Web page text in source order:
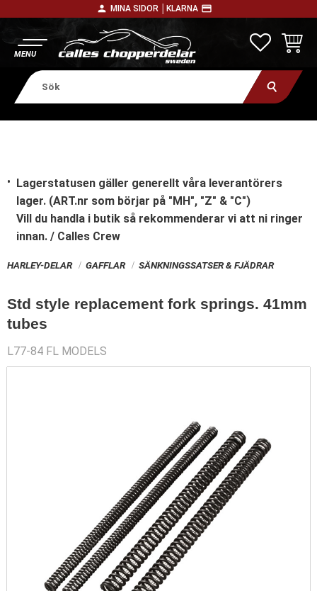
person MINA SIDOR │ KLARNA payment
Lagerstatusen gäller generellt våra leverantörers
lager. (ART.nr som börjar på "MH", "Z" & "C")
Vill du handla i butik så rekommenderar vi att ni ringer
innan. / Calles Crew
HARLEY-DELAR GAFFLAR SÄNKNINGSSATSER & FJÄDRAR
Std style replacement fork springs. 41mm
tubes
L77-84 FL MODELS